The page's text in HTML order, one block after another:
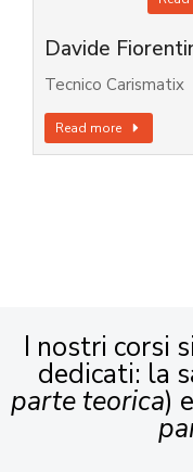
Davide
Tecnico Carismatix
Read more
I nostri corsi
dedicati: la
parte teorica)